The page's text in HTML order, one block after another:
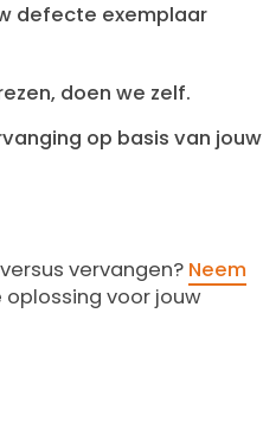
defecte exemplaar
doen we zelf.
op basis van jouw
vervangen? Neem
voor jouw